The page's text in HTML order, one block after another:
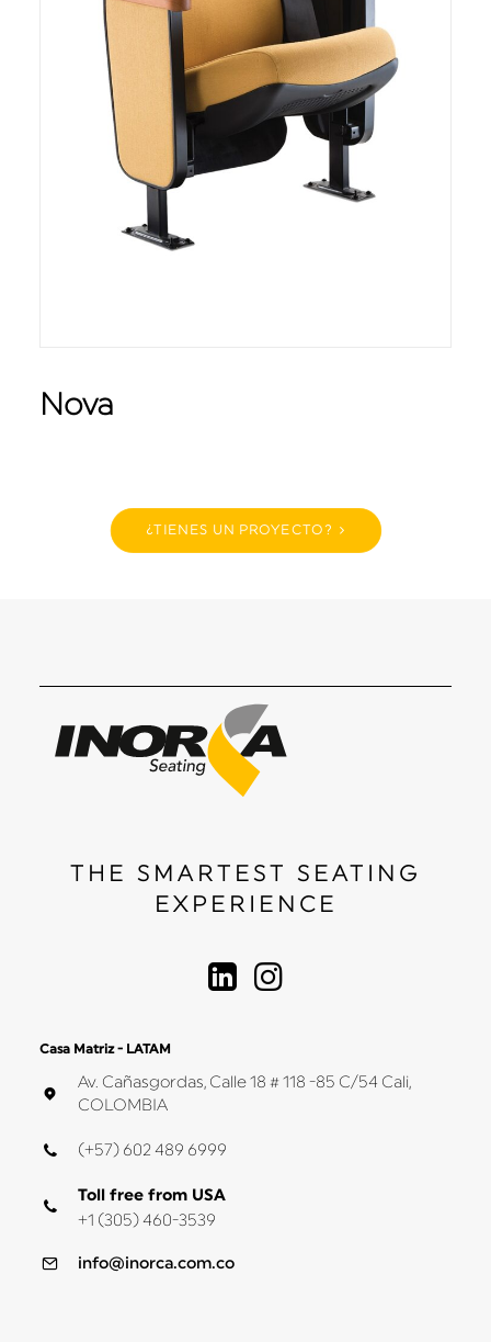
Nova
¿TIENES UN PROYECTO?
THE SMARTEST SEATING
EXPERIENCE
Casa Matriz - LATAM
Av. Cañasgordas, Calle 18 # 118 -85 C/54 Cali,
COLOMBIA
(+57) 602 489 6999
Toll free from USA
+1 (305) 460-3539
info@inorca.com.co